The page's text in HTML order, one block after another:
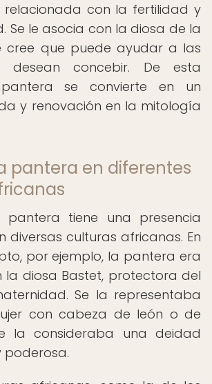
relacionada con la fertilidad y
Se le asocia con la diosa de la
cree que puede ayudar a las
desean concebir. De esta
se convierte en un
y renovación en la mitología
pantera en diferentes
tiene una presencia
diversas culturas africanas. En
por ejemplo, la pantera era
diosa Bastet, protectora del
Se la representaba
con cabeza de león o de
la consideraba una deidad
poderosa.